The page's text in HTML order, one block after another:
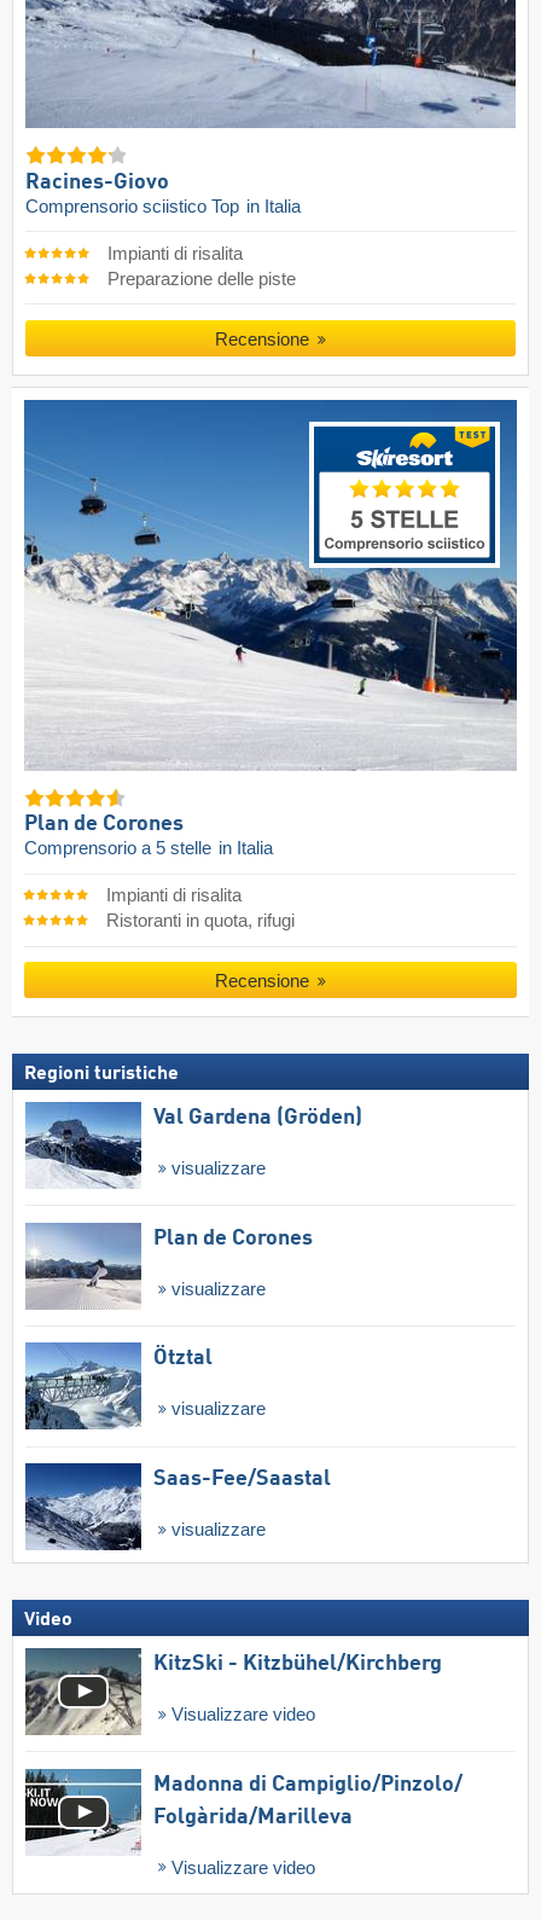
Racines-Giovo
Comprensorio sciistico Top in Italia
Impianti di risalita
Preparazione delle piste
Recensione
Plan de Corones
Comprensorio a 5 stelle in Italia
Impianti di risalita
Ristoranti in quota, rifugi
Recensione
Regioni turistiche
Val Gardena (Gröden)
visualizzare
Plan de Corones
visualizzare
Ötztal
visualizzare
Saas-Fee/​Saastal
visualizzare
Video
KitzSki - Kitzbühel/​Kirchberg
Visualizzare video
Madonna di Campiglio/​Pinzolo/​
Folgàrida/​Marilleva
Visualizzare video